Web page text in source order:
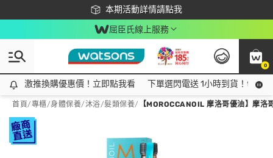
本期活動詳情請點我
下載app最高回饋$350
屈臣氏線上服務
0
激推換購優惠價！立即點我看
激推換購優惠價！立即點我看 下單選閃電送 1小時到貨！領神
首頁/專櫃/身體保養/沐浴/髮類保養/ 【MOROCCANOIL 摩洛哥優油】摩洛